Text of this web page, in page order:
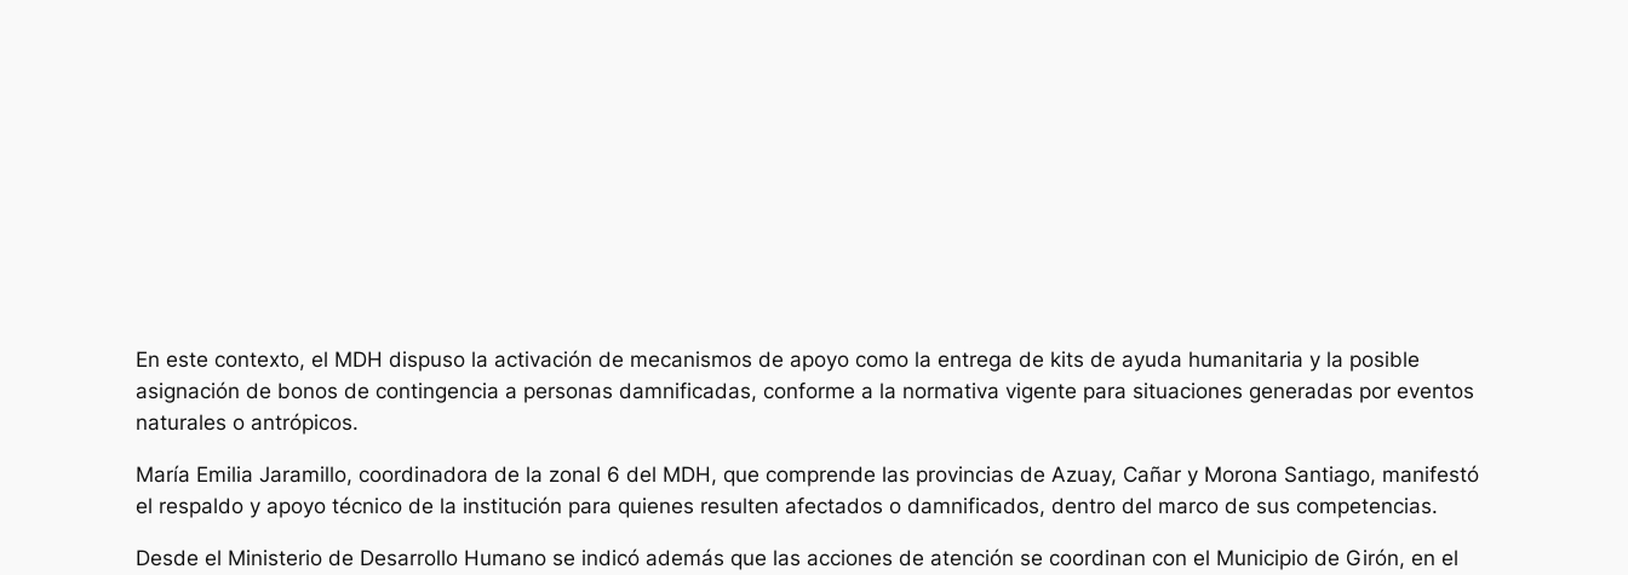
En este contexto, el MDH dispuso la activación de mecanismos de apoyo como la entrega de kits de ayuda humanitaria y la posible
asignación de bonos de contingencia a personas damnificadas, conforme a la normativa vigente para situaciones generadas por eventos
naturales o antrópicos.
María Emilia Jaramillo, coordinadora de la zonal 6 del MDH, que comprende las provincias de Azuay, Cañar y Morona Santiago, manifestó
el respaldo y apoyo técnico de la institución para quienes resulten afectados o damnificados, dentro del marco de sus competencias.
Desde el Ministerio de Desarrollo Humano se indicó además que las acciones de atención se coordinan con el Municipio de Girón, en el